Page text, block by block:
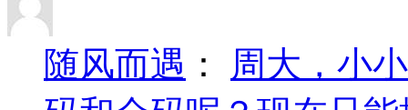
随风而遇 ： 周大，小